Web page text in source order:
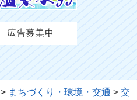
> まちづくり・環境・交通 > 交